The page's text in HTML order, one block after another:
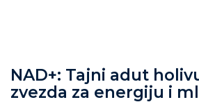
NAD+: Tajni adut
zvezda za energiju i